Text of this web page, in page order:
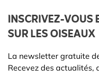
INSCRIVEZ-VOUS
SUR LES OISEAUX
La newsletter gratuite
Recevez des actualités,